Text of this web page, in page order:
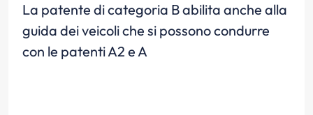
La patente di categoria B abilita anche alla
guida dei veicoli che si possono condurre
con le patenti A2 e A